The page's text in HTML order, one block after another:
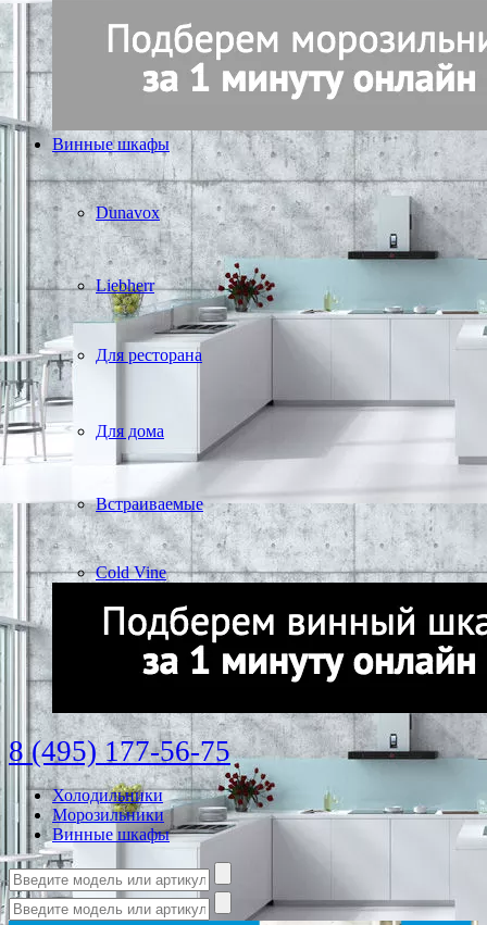
Винные шкафы
Dunavox
Liebherr
Для ресторана
Для дома
Встраиваемые
Cold Vine
8 (495) 177-56-75
Холодильники
Морозильники
Винные шкафы